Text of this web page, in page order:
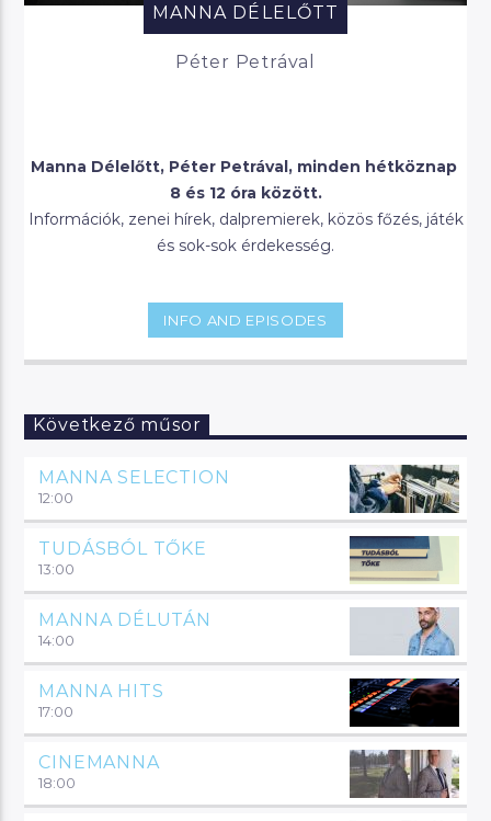
MANNA DÉLELŐTT
Péter Petrával
Manna Délelőtt, Péter Petrával, minden hétköznap
8 és 12 óra között.
Információk, zenei hírek, dalpremierek, közös főzés, játék
és sok-sok érdekesség.
INFO AND EPISODES
Következő műsor
MANNA SELECTION
12:00
TUDÁSBÓL TŐKE
13:00
MANNA DÉLUTÁN
14:00
MANNA HITS
17:00
CINEMANNA
18:00